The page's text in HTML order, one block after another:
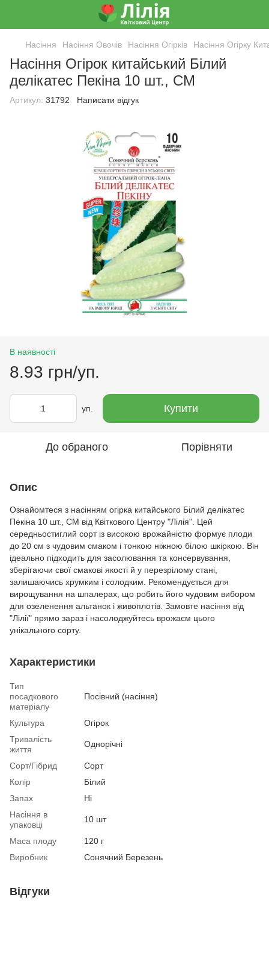
Насіння Насіння Овочів Насіння Огірків Насіння Огірку
Насіння Огірок китайський Білий
делікатес Пекіна 10 шт., СМ
Артикул: 31792 Написати відгук
В наявності
8.93 грн/уп.
уп. Купити
До обраного Порівняти
Опис
Ознайомтеся з насінням огірка китайського Білий делікатес
Пекіна 10 шт., СМ від Квіткового Центру "Лілія". Цей
середньостиглий сорт із високою врожайністю формує плоди
до 20 см з чудовим смаком і тонкою ніжною білою шкіркою. Він
ідеально підходить для засолювання та консервування,
зберігаючи свої смакові якості й у перезрілому стані,
залишаючись хрумким і солодким. Рекомендується для
вирощування на шпалерах, що робить його чудовим вибором
для озеленення альтанок і живоплотів. Замовте насіння від
"Лілії" прямо зараз і насолоджуйтесь врожаєм цього
унікального сорту.
Характеристики
Тип
посадкового
матеріалу
Посівний (насіння)
Культура
Огірок
Тривалість
життя
Однорічні
Сорт/Гібрид
Сорт
Колір
Білий
Запах
Ні
Насіння в
упаковці
10 шт
Маса плоду
120 г
Виробник
Сонячний Березень
Відгуки